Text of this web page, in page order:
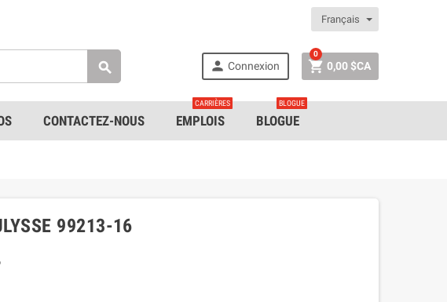
Français
  Connexion  0,00 $CA
0
CONTACTEZ-NOUS EMPLOIS
CARRIÈRES
BLOGUE
BLOGUE
99213-16